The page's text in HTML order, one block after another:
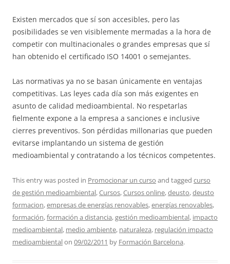
Existen mercados que sí son accesibles, pero las
posibilidades se ven visiblemente mermadas a la hora de
competir con multinacionales o grandes empresas que sí
han obtenido el certificado ISO 14001 o semejantes.
Las normativas ya no se basan únicamente en ventajas
competitivas. Las leyes cada día son más exigentes en
asunto de calidad medioambiental. No respetarlas
fielmente expone a la empresa a sanciones e inclusive
cierres preventivos. Son pérdidas millonarias que pueden
evitarse implantando un sistema de gestión
medioambiental y contratando a los técnicos competentes.
This entry was posted in Promocionar un curso and tagged curso
de gestión medioambiental,Cursos,Cursos online,deusto,deusto
formacion,empresas de energías renovables,energías renovables,
formación,formación a distancia,gestión medioambiental, impacto
medioambiental, medio ambiente, naturaleza, regulación impacto
medioambientalon 09/02/2011 by Formación Barcelona.